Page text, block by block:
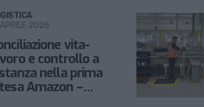
vita-
e controllo a
nella prima
Amazon –
2026